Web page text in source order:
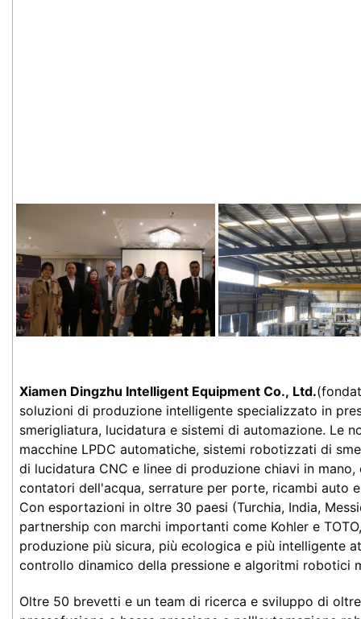
Xiamen Dingzhu Intelligent Equipment Co., Ltd.
soluzioni di produzione intelligente specializzato in
smerigliatura, lucidatura e sistemi di automazione. Le
macchine LPDC automatiche, sistemi robotizzati di
di lucidatura CNC e linee di produzione chiavi in
contatori dell'acqua, serrature per porte, ricambi auto
Con esportazioni in oltre 30 paesi (Turchia, India,
partnership con marchi importanti come Kohler e
produzione più sicura, più ecologica e più intelligente
controllo dinamico della pressione e algoritmi robotici
Oltre 50 brevetti e un team di ricerca e sviluppo di